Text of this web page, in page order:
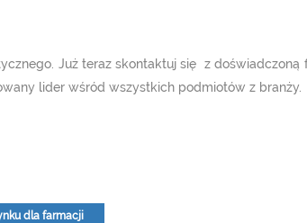
Już teraz skontaktuj się z doświadczoną
lider wśród wszystkich podmiotów z branży.
dla farmacji